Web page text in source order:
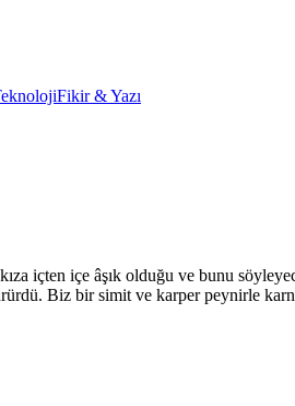
Fikir & Yazı
içten içe âşık olduğu ve bunu
Biz bir simit ve karper peynirle